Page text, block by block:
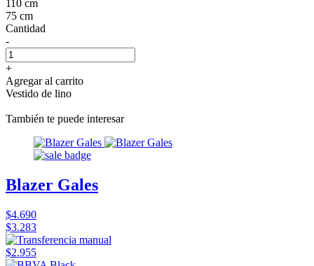
110 cm
75 cm
Cantidad
-
+
Agregar al carrito
Vestido de lino
También te puede interesar
Blazer Gales
$4.690
$3.283
$2.955